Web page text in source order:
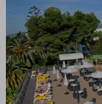
Europa’
Halfpension
ook
mogelijk